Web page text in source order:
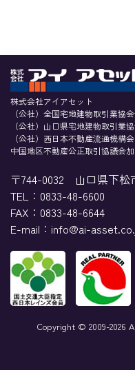
株式会社アイアセット
（公社）全国宅地建物取引業協
（公社）山口県宅地建物取引業
（公社）西日本不動産流通機構
中国地区不動産公正取引協議会
〒744-0032 山口県下松
TEL： 0833-48-6600
FAX：0833-48-6644
E-mail：info@ai-
Copyright © 2009-2026